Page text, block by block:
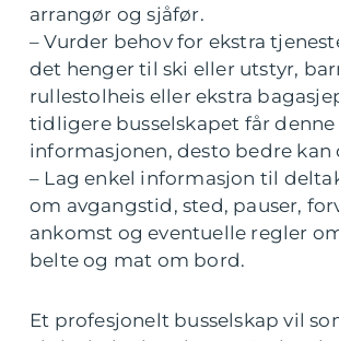
arrangør og sjåfør.
– Vurder behov for ekstra
det henger til ski eller utstyr,
rullestolheis eller ekstra
tidligere busselskapet får denne
informasjonen, desto bedre kan
– Lag enkel informasjon til
om avgangstid, sted, pauser,
ankomst og eventuelle regler
belte og mat om bord.
Et profesjonelt busselskap vil